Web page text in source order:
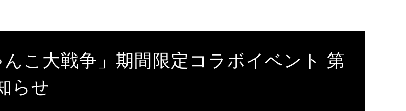
んこ大戦争」期間限定コラボイベント 第
らせ